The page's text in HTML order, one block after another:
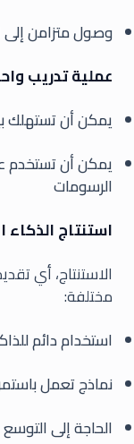
وصول متزامن إلى
عملية تدريب
يمكن أن تستهلك
يمكن أن تستخدم
الرسومات
استنتاج
الاستنتاج، أي
مختلفة:
استخدام دائم
نماذج تعمل
الحاجة إلى